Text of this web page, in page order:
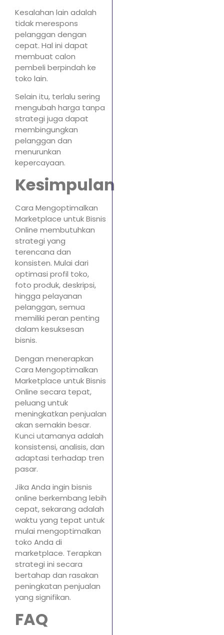
Kesalahan lain adalah
tidak merespons
pelanggan dengan
cepat. Hal ini dapat
membuat calon
pembeli berpindah ke
toko lain.
Selain itu, terlalu sering
mengubah harga tanpa
strategi juga dapat
membingungkan
pelanggan dan
menurunkan
kepercayaan.
Kesimpulan
Cara Mengoptimalkan
Marketplace untuk Bisnis
Online membutuhkan
strategi yang
terencana dan
konsisten. Mulai dari
optimasi profil toko,
foto produk, deskripsi,
hingga pelayanan
pelanggan, semua
memiliki peran penting
dalam kesuksesan
bisnis.
Dengan menerapkan
Cara Mengoptimalkan
Marketplace untuk Bisnis
Online secara tepat,
peluang untuk
meningkatkan penjualan
akan semakin besar.
Kunci utamanya adalah
konsistensi, analisis, dan
adaptasi terhadap tren
pasar.
Jika Anda ingin bisnis
online berkembang lebih
cepat, sekarang adalah
waktu yang tepat untuk
mulai mengoptimalkan
toko Anda di
marketplace. Terapkan
strategi ini secara
bertahap dan rasakan
peningkatan penjualan
yang signifikan.
FAQ